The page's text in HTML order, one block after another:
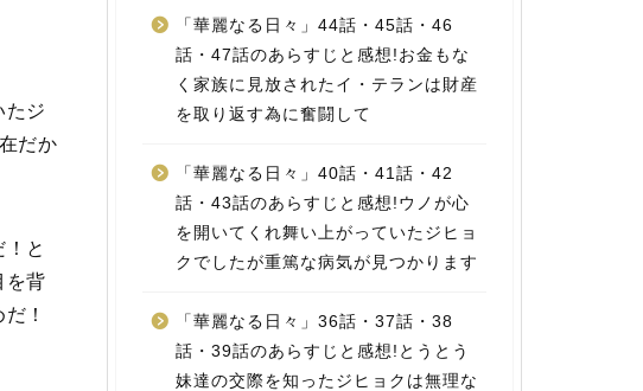
たジ
だか
と
を背
！
「華麗なる日々」44話・45話・46
話・47話のあらすじと感想!お金もな
く家族に見放されたイ・テランは財産
を取り返す為に奮闘して
「華麗なる日々」40話・41話・42
話・43話のあらすじと感想!ウノが心
を開いてくれ舞い上がっていたジヒョ
クでしたが重篤な病気が見つかります
「華麗なる日々」36話・37話・38
話・39話のあらすじと感想!とうとう
妹達の交際を知ったジヒョクは無理な